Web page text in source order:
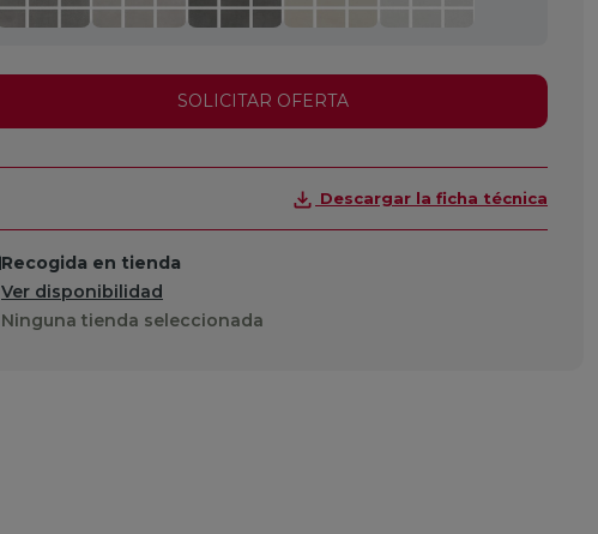
SOLICITAR OFERTA
Descargar la ficha técnica
Recogida en tienda
Ver disponibilidad
Ninguna tienda seleccionada